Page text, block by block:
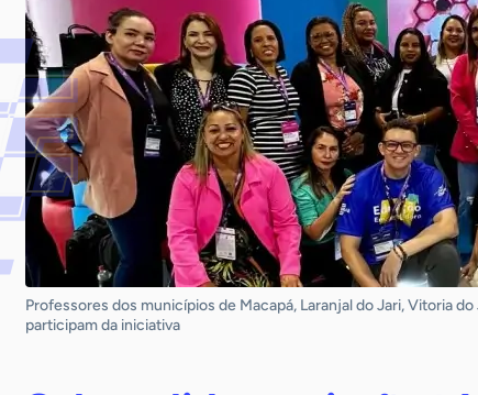
Professores dos municípios de Macapá, Laranjal do Jari, Vitoria
participam da iniciativa